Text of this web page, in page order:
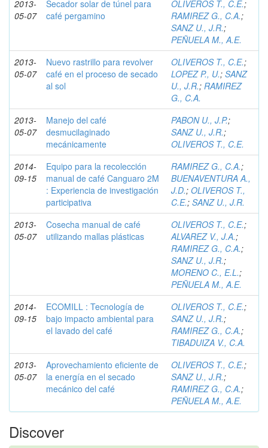
2013-
05-07
Secador solar de túnel para
café pergamino
OLIVEROS T., C.E.;
RAMIREZ G., C.A.;
SANZ U., J.R.;
PEÑUELA M., A.E.
2013-
05-07
Nuevo rastrillo para revolver
café en el proceso de secado
al sol
OLIVEROS T., C.E.;
LOPEZ P., U.; SANZ
U., J.R.; RAMIREZ
G., C.A.
2013-
05-07
Manejo del café
desmucilaginado
mecánicamente
PABON U., J.P.;
SANZ U., J.R.;
OLIVEROS T., C.E.
2014-
09-15
Equipo para la recolección
manual de café Canguaro 2M
: Experiencia de investigación
participativa
RAMIREZ G., C.A.;
BUENAVENTURA A.,
J.D.; OLIVEROS T.,
C.E.; SANZ U., J.R.
2013-
05-07
Cosecha manual de café
utilizando mallas plásticas
OLIVEROS T., C.E.;
ALVAREZ V., J.A.;
RAMIREZ G., C.A.;
SANZ U., J.R.;
MORENO C., E.L.;
PEÑUELA M., A.E.
2014-
09-15
ECOMILL : Tecnología de
bajo impacto ambiental para
el lavado del café
OLIVEROS T., C.E.;
SANZ U., J.R.;
RAMIREZ G., C.A.;
TIBADUIZA V., C.A.
2013-
05-07
Aprovechamiento eficiente de
la energía en el secado
mecánico del café
OLIVEROS T., C.E.;
SANZ U., J.R.;
RAMIREZ G., C.A.;
PEÑUELA M., A.E.
Discover